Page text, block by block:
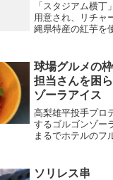
「スタジアム横
用意され、リチャ
縄県特産の紅芋を
が大量に使われて
名：スタジアム横
球場グルメの
担当さんを困
ゾーラアイス
高梨雄平投手プロ
するゴルゴンゾー
まるでホテルのフ
ソリレス串